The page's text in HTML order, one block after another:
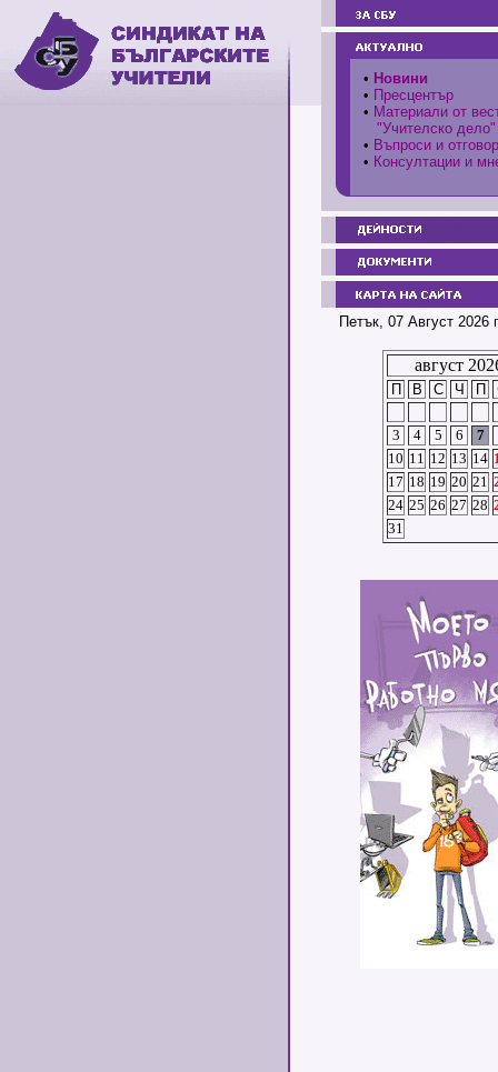
• Новини
• Пресцентър
• Материали от
"Учителско дело"
• Въпроси и
• Консултации и
Петък, 07 Август 2026
август
П В С Ч П
3
4 5 6 7
10 11 12 13 14
17 18 19 20 21
24 25 26 27 28
31